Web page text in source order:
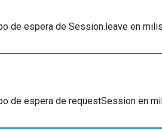
de espera de Session.leave en
de espera de requestSession en